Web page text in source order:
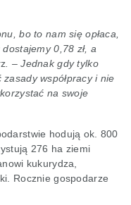
bo to nam się opłaca,
0,78 zł, a
. – Jednak gdy tylko
współpracy i nie
na swoje
hodują ok. 800
276 ha ziemi
kukurydza,
Rocznie gospodarze